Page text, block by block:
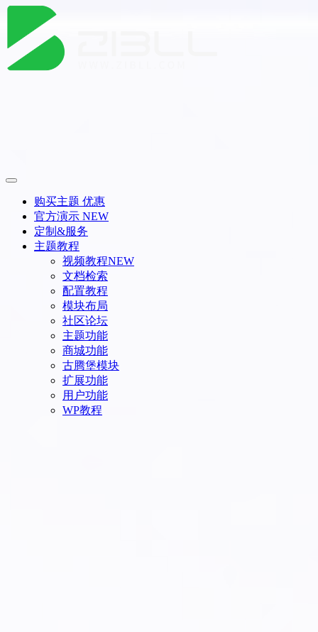
购买主题 优惠
官方演示 NEW
定制&服务
主题教程
视频教程NEW
文档检索
配置教程
模块布局
社区论坛
主题功能
商城功能
古腾堡模块
扩展功能
用户功能
WP教程